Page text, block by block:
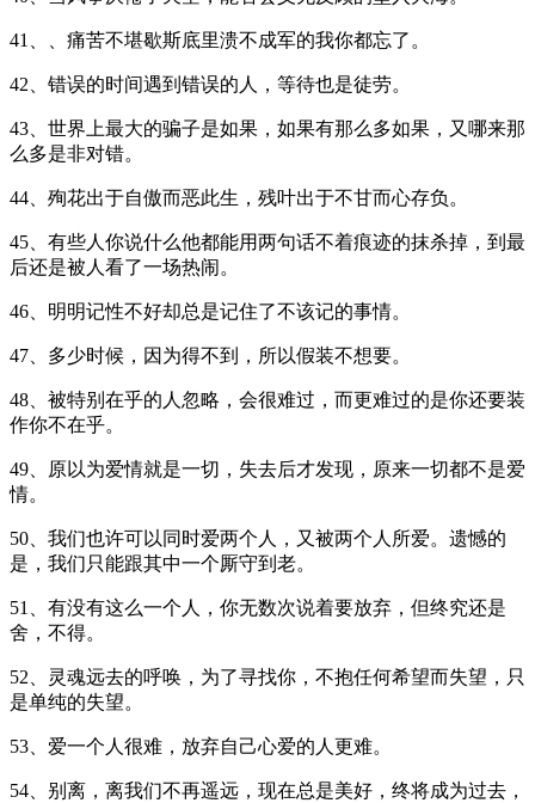
41、、痛苦不堪歇斯底里溃不成军的我你都忘了。
42、错误的时间遇到错误的人，等待也是徒劳。
43、世界上最大的骗子是如果，如果有那么多如果，又哪来那
么多是非对错。
44、殉花出于自傲而恶此生，残叶出于不甘而心存负。
45、有些人你说什么他都能用两句话不着痕迹的抹杀掉，到最
后还是被人看了一场热闹。
46、明明记性不好却总是记住了不该记的事情。
47、多少时候，因为得不到，所以假装不想要。
48、被特别在乎的人忽略，会很难过，而更难过的是你还要装
作你不在乎。
49、原以为爱情就是一切，失去后才发现，原来一切都不是爱
情。
50、我们也许可以同时爱两个人，又被两个人所爱。遗憾的
是，我们只能跟其中一个厮守到老。
51、有没有这么一个人，你无数次说着要放弃，但终究还是
舍，不得。
52、灵魂远去的呼唤，为了寻找你，不抱任何希望而失望，只
是单纯的失望。
53、爱一个人很难，放弃自己心爱的人更难。
54、别离，离我们不再遥远，现在总是美好，终将成为过去，